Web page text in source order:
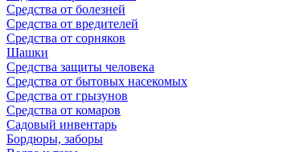
Средства от болезней
Средства от вредителей
Средства от сорняков
Шашки
Средства защиты человека
Средства от бытовых насекомых
Средства от грызунов
Средства от комаров
Садовый инвентарь
Бордюры, заборы